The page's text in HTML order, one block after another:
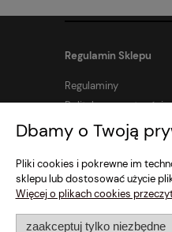
Regulamin Sklepu
Regulaminy
Polityka prywatności
Zwroty i reklamacje
Dbamy o Twoją
Pliki cookies i pokrewne im
sklepu lub dostosować użycie
Więcej o plikach cookies
zaakceptuj tylko niezbędne